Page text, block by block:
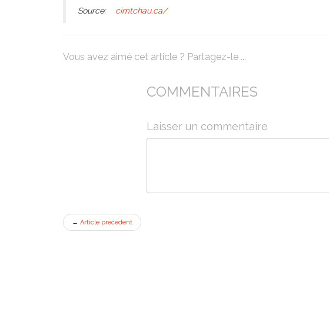
Source: cimtchau.ca/
Vous avez aimé cet article ? Partagez-le ...
COMMENTAIRES
Laisser un commentaire
← Article précédent